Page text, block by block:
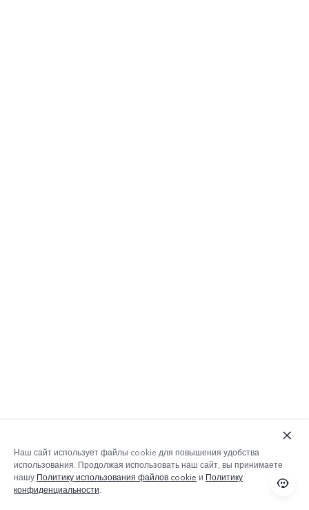
Наш сайт использует файлы cookie для повышения удобства
использования. Продолжая использовать наш сайт, вы принимаете
нашу Политику использования файлов cookie и Политику
конфиденциальности.